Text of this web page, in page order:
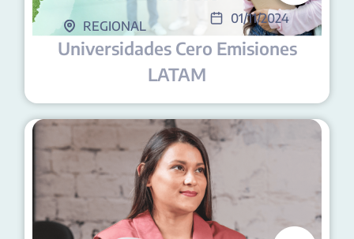
REGIONAL 01/11/2024
Universidades Cero Emisiones
LATAM